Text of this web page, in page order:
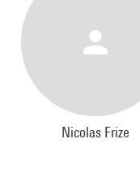
Nicolas Frize